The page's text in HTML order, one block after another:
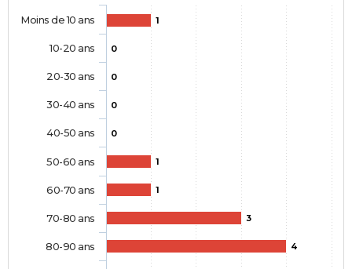
1
0
0
0
0
1
1
3
4
Moins de 10 ans
10-20 ans
20-30 ans
30-40 ans
40-50 ans
50-60 ans
60-70 ans
70-80 ans
80-90 ans